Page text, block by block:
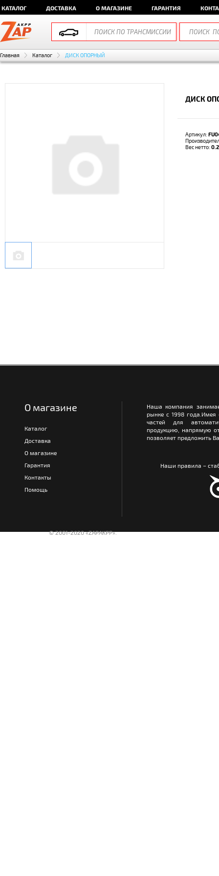
КАТАЛОГ ДОСТАВКА О МАГАЗИНЕ ГАРАНТИЯ
Главная Каталог ДИСК ОПОРНЫЙ
ДИСК
Артикул:
Вес нетто:
О магазине
Каталог
Доставка
О магазине
Гарантия
Контакты
Помощь
Наша компания
рынке с 1998
частей для
продукцию, напрямую
позволяет предложить
Наши правила –
© 2001-2020 «ZAPAKPP».